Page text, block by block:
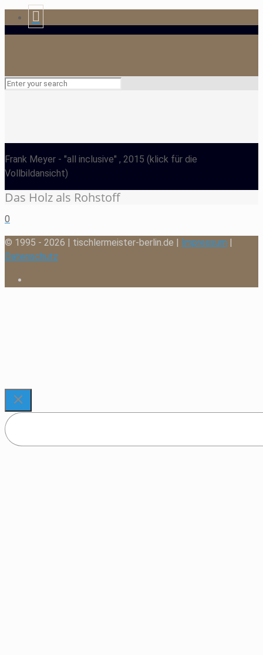
Frank Meyer - "all inclusive" , 2015 (klick für die
Vollbildansicht)
Das Holz als Rohstoff
0
© 1995 - 2026 | tischlermeister-berlin.de | Impressum
Datenschutz